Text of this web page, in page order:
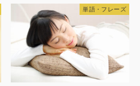
単語・フレーズ